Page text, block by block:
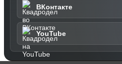
ВКонтакте
YouTube